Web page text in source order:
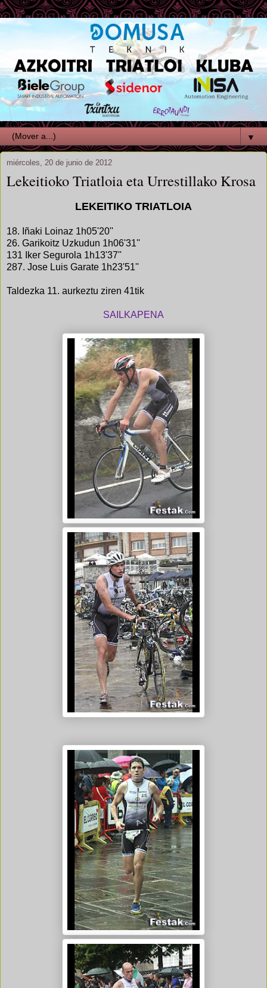
▼
miércoles, 20 de junio de 2012
Lekeitioko Triatloia eta Urrestillako Krosa
LEKEITIKO TRIATLOIA
18. Iñaki Loinaz 1h05'20''
26. Garikoitz Uzkudun 1h06'31''
131 Iker Segurola 1h13'37''
287. Jose Luis Garate 1h23'51''
Taldezka 11. aurkeztu ziren 41tik
SAILKAPENA